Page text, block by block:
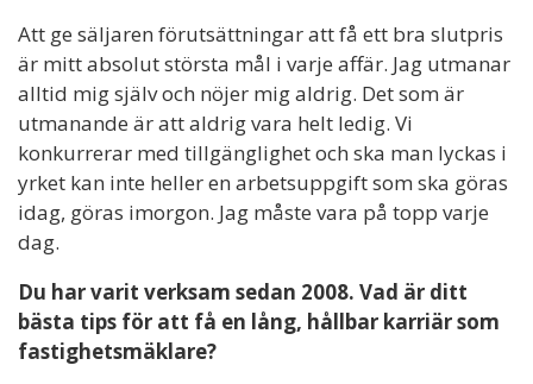
Att ge säljaren förutsättningar att få ett bra slutpris
är mitt absolut största mål i varje affär. Jag utmanar
alltid mig själv och nöjer mig aldrig. Det som är
utmanande är att aldrig vara helt ledig. Vi
konkurrerar med tillgänglighet och ska man lyckas i
yrket kan inte heller en arbetsuppgift som ska göras
idag, göras imorgon. Jag måste vara på topp varje
dag.
Du har varit verksam sedan 2008. Vad är ditt
bästa tips för att få en lång, hållbar karriär som
fastighetsmäklare?